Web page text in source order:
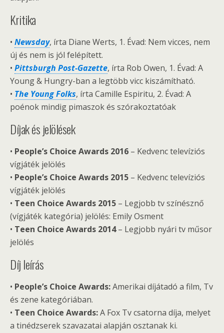
Kritika
• Newsday, írta Diane Werts, 1. Évad: Nem vicces, nem
új és nem is jól felépített.
• Pittsburgh Post-Gazette, írta Rob Owen, 1. Évad: A
Young & Hungry-ban a legtöbb vicc kiszámítható.
• The Young Folks, írta Camille Espiritu, 2. Évad: A
poénok mindig pimaszok és szórakoztatóak
Díjak és jelölések
• People’s Choice Awards 2016 – Kedvenc televíziós
vígjáték jelölés
• People’s Choice Awards 2015 – Kedvenc televíziós
vígjáték jelölés
• Teen Choice Awards 2015 – Legjobb tv színésznő
(vígjáték kategória) jelölés: Emily Osment
• Teen Choice Awards 2014– Legjobb nyári tv műsor
jelölés
Díj leírás
• People’s Choice Awards:Amerikai díjátadó a film, Tv
és zene kategóriában.
• Teen Choice Awards:A Fox Tv csatorna díja, melyet
a tinédzserek szavazatai alapján osztanak ki.